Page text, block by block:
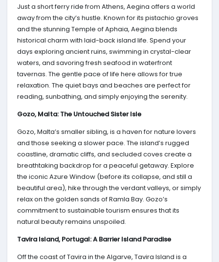
Just a short ferry ride from Athens, Aegina offers a world
away from the city’s hustle. Known for its pistachio groves
and the stunning Temple of Aphaia, Aegina blends
historical charm with laid-back island life. Spend your
days exploring ancient ruins, swimming in crystal-clear
waters, and savoring fresh seafood in waterfront
tavernas. The gentle pace of life here allows for true
relaxation. The quiet bays and beaches are perfect for
reading, sunbathing, and simply enjoying the serenity.
Gozo, Malta: The Untouched Sister Isle
Gozo, Malta’s smaller sibling, is a haven for nature lovers
and those seeking a slower pace. The island’s rugged
coastline, dramatic cliffs, and secluded coves create a
breathtaking backdrop for a peaceful getaway. Explore
the iconic Azure Window (before its collapse, and still a
beautiful area), hike through the verdant valleys, or simply
relax on the golden sands of Ramla Bay. Gozo’s
commitment to sustainable tourism ensures that its
natural beauty remains unspoiled.
Tavira Island, Portugal: A Barrier Island Paradise
Off the coast of Tavira in the Algarve, Tavira Island is a